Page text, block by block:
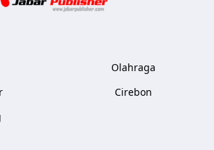
Olahraga
Cirebon